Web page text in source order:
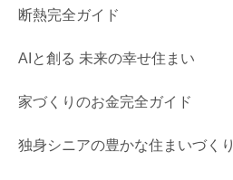
断熱完全ガイド
AIと創る 未来の幸せ住まい
家づくりのお金完全ガイド
独身シニアの豊かな住まいづくり